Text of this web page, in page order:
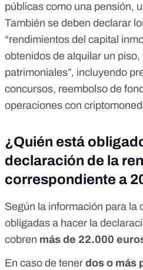
públicas como una pensión,
También se deben declarar
“rendimientos del capital
obtenidos de alquilar un piso,
patrimoniales”, incluyendo
concursos, reembolso de
operaciones con
¿Quién está
declaración de la
correspondiente a
Según la información para la
obligadas a hacer la
cobren más de 22.000
En caso de tener dos o más